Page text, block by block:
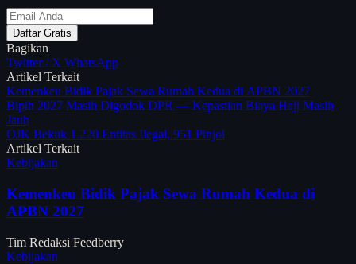
Daftar Gratis
Bagikan
Twitter / X WhatsApp
Artikel Terkait
Kemenkeu Bidik Pajak Sewa Rumah Kedua di APBN 2027
Bipih 2027 Masih Digodok DPR — Kepastian Biaya Haji Masih
Jauh
OJK Bekuk 1.220 Entitas Ilegal, 951 Pinjol
Artikel Terkait
Kebijakan
Kemenkeu Bidik Pajak Sewa Rumah Kedua di
APBN 2027
Tim Redaksi Feedberry
Kebijakan